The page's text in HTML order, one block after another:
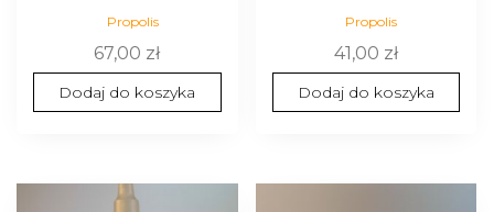
Propolis
67,00 zł
Dodaj do koszyka
Propolis
41,00 zł
Dodaj do koszyka